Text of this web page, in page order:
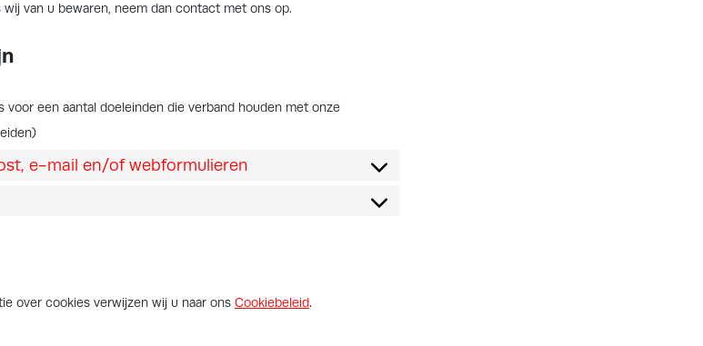
van u bewaren, neem dan contact met ons op.
een aantal doeleinden die verband houden met onze
e-mail en/of webformulieren
over cookies verwijzen wij u naar ons Cookiebeleid.